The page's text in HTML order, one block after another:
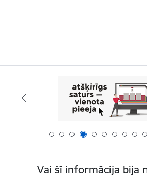
Vai šī informācija bija